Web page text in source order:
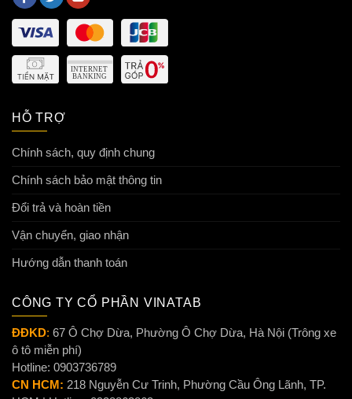
HỖ TRỢ
Chính sách, quy định chung
Chính sách bảo mật thông tin
Đổi trả và hoàn tiền
Vận chuyển, giao nhận
Hướng dẫn thanh toán
CÔNG TY CỔ PHẦN VINATAB
ĐĐKD: 67 Ô Chợ Dừa, Phường Ô Chợ Dừa, Hà Nội (Trông xe
ô tô miễn phí)
Hotline: 0903736789
CN HCM: 218 Nguyễn Cư Trinh, Phường Cầu Ông Lãnh, TP.